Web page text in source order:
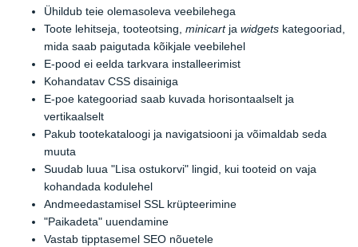
Ühildub teie olemasoleva veebilehega
Toote lehitseja, tooteotsing, minicartja widgets kategooriad,
mida saab paigutada kõikjale veebilehel
E-pood ei eelda tarkvara installeerimist
Kohandatav CSS disainiga
E-poe kategooriad saab kuvada horisontaalselt ja
vertikaalselt
Pakub tootekataloogi ja navigatsiooni ja võimaldab seda
muuta
Suudab luua "Lisa ostukorvi" lingid, kui tooteid on vaja
kohandada kodulehel
Andmeedastamisel SSL krüpteerimine
"Paikadeta" uuendamine
Vastab tipptasemel SEO nõuetele